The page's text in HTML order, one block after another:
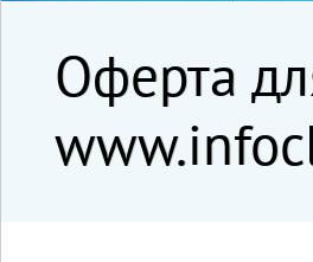
Оферта